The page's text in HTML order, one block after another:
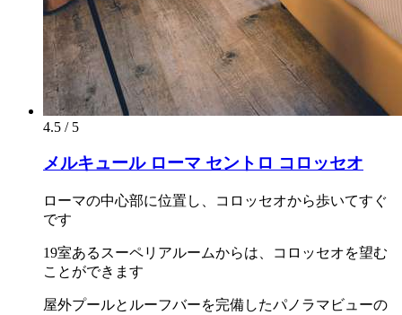
4.5 / 5
メルキュール ローマ セントロ コロッセオ
ローマの中心部に位置し、コロッセオから歩いてすぐ
です
19室あるスーペリアルームからは、コロッセオを望む
ことができます
屋外プールとルーフバーを完備したパノラマビューの